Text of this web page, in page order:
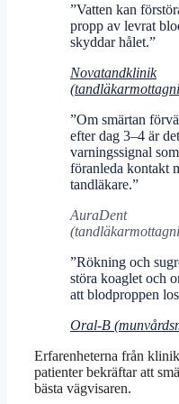
”Vatten kan
propp av levrat
skyddar hålet.”
Novatandklinik
”Om smärtan
efter dag 3–4 är
varningssignal
föranleda kontakt
tandläkare.”
AuraDent
”Rökning och
störa koaglet och
att blodproppen
Oral-B
Erfarenheterna från
patienter bekräftar att
bästa vägvisaren.